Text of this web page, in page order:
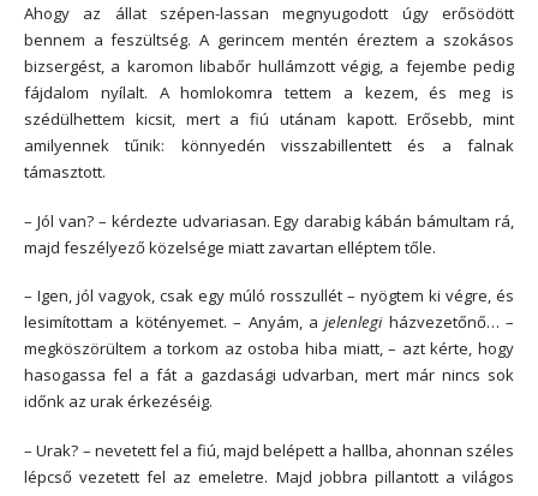
Ahogy az állat szépen-lassan megnyugodott úgy erősödött
bennem a feszültség. A gerincem mentén éreztem a szokásos
bizsergést, a karomon libabőr hullámzott végig, a fejembe pedig
fájdalom nyílalt. A homlokomra tettem a kezem, és meg is
szédülhettem kicsit, mert a fiú utánam kapott. Erősebb, mint
amilyennek tűnik: könnyedén visszabillentett és a falnak
támasztott.
– Jól van? – kérdezte udvariasan. Egy darabig kábán bámultam rá,
majd feszélyező közelsége miatt zavartan elléptem tőle.
– Igen, jól vagyok, csak egy múló rosszullét – nyögtem ki végre, és
lesimítottam a kötényemet. – Anyám, ajelenlegiházvezetőnő… –
megköszörültem a torkom az ostoba hiba miatt, – azt kérte, hogy
hasogassa fel a fát a gazdasági udvarban, mert már nincs sok
időnk az urak érkezéséig.
– Urak? – nevetett fel a fiú, majd belépett a hallba, ahonnan széles
lépcső vezetett fel az emeletre. Majd jobbra pillantott a világos